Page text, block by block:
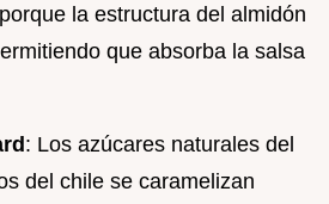
la estructura del almidón
que absorba la salsa
: Los azúcares naturales del
del chile se caramelizan